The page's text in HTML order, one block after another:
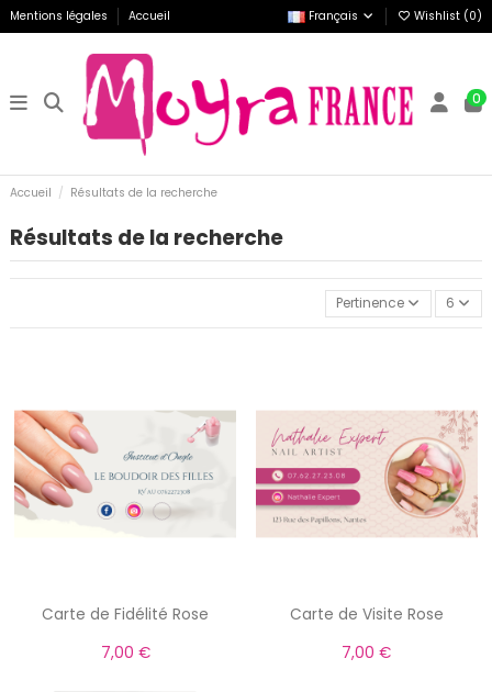
Mentions légales Accueil Français Wishlist (0)
0
Accueil Résultats de la recherche
Résultats de la recherche
Pertinence 6
Carte de Fidélité Rose
7,00 €
Carte de Visite Rose
7,00 €